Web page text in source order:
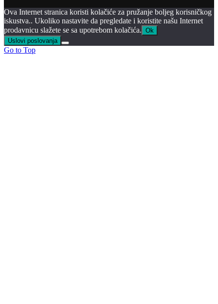
Ova Internet stranica koristi kolačiće za pružanje boljeg korisničkog
iskustva.. Ukoliko nastavite da pregledate i koristite našu Internet
prodavnicu slažete se sa upotrebom kolačića. Ok
Uslovi poslovanja
Go to Top